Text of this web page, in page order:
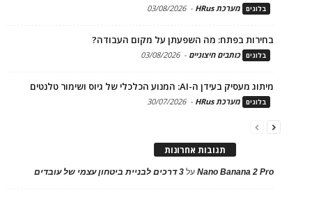
בלוגים מערכת HRus -
03/08/2026
בחירות בפתח: מה השפעתן על מקום העבודה?
בלוגים כותבים חיצוניים -
03/08/2026
מיתוג מעסיק בעידן ה-AI: המנוע הכלכלי של גיוס ושימור טלנטים
בלוגים מערכת HRus -
30/07/2026
תגובות אחרונות
Nano Banana 2 Proעל 3 דרכים לבניית ביטחון עצמי של עובדים